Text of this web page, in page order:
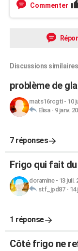
Commenter
Discussions similaires
problème de
mats16rcgti- 10
Elisa- 9 janv.
7 réponses
Frigo qui fait
doramine- 13 juil.
stf_jpd87- 14
1 réponse
Côté frigo ne